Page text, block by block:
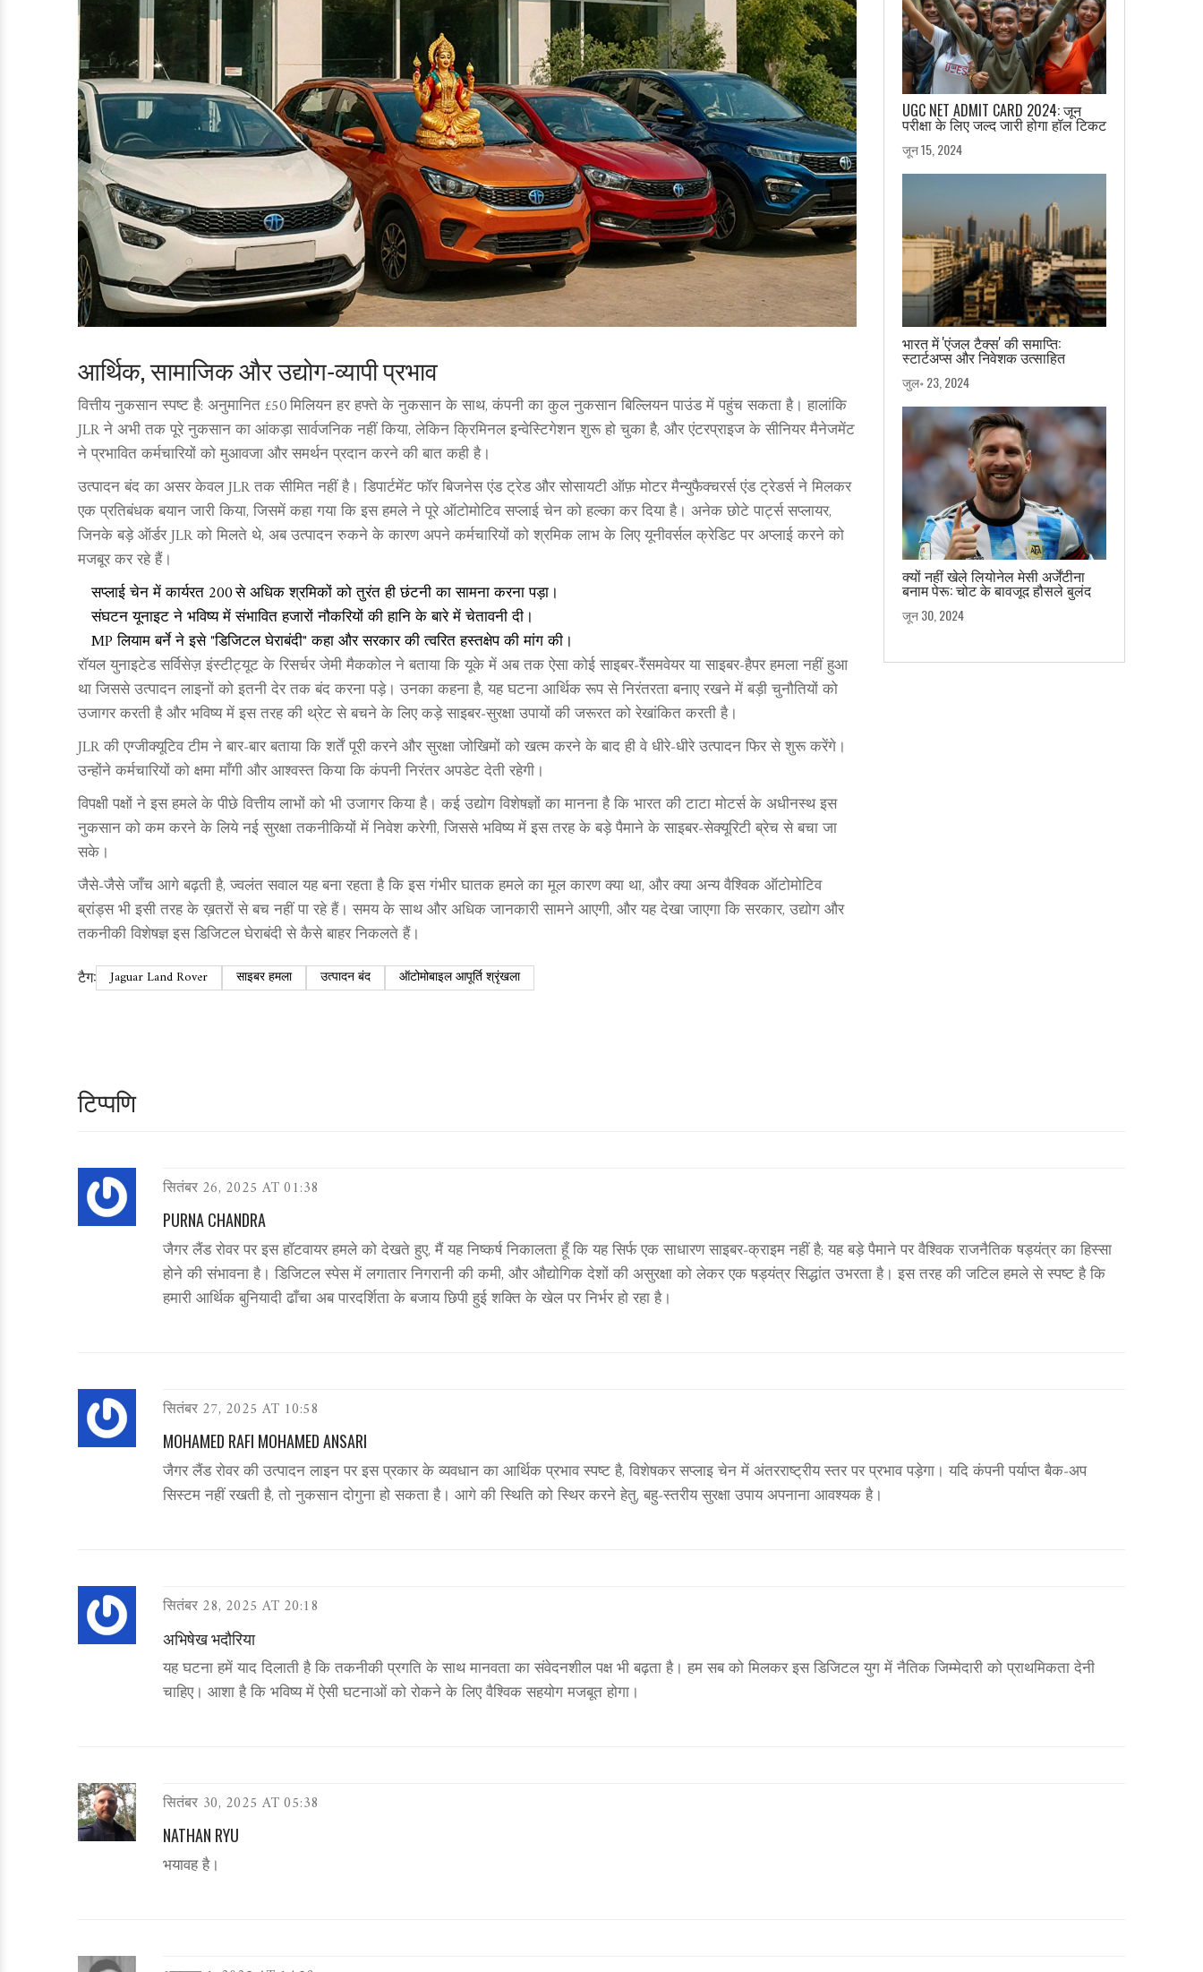
आर्थिक, सामाजिक और उद्योग‑व्यापी प्रभाव
वित्तीय नुकसान स्पष्ट है: अनुमानित £50 मिलियन हर हफ्ते के नुकसान के साथ, कंपनी का कुल नुकसान बिल्लियन पाउंड में पहुंच सकता है। हालांकि
JLR ने अभी तक पूरे नुकसान का आंकड़ा सार्वजनिक नहीं किया, लेकिन क्रिमिनल इन्वेस्टिगेशन शुरू हो चुका है, और एंटरप्राइज के सीनियर मैनेजमेंट
ने प्रभावित कर्मचारियों को मुआवजा और समर्थन प्रदान करने की बात कही है।
उत्पादन बंद का असर केवल JLR तक सीमित नहीं है। डिपार्टमेंट फॉर बिजनेस एंड ट्रेड और सोसायटी ऑफ़ मोटर मैन्युफैक्चरर्स एंड ट्रेडर्स ने मिलकर
एक प्रतिबंधक बयान जारी किया, जिसमें कहा गया कि इस हमले ने पूरे ऑटोमोटिव सप्लाई चेन को हल्का कर दिया है। अनेक छोटे पार्ट्स सप्लायर,
जिनके बड़े ऑर्डर JLR को मिलते थे, अब उत्पादन रुकने के कारण अपने कर्मचारियों को श्रमिक लाभ के लिए यूनीवर्सल क्रेडिट पर अप्लाई करने को
मजबूर कर रहे हैं।
सप्लाई चेन में कार्यरत 200 से अधिक श्रमिकों को तुरंत ही छंटनी का सामना करना पड़ा।
संघटन यूनाइट ने भविष्य में संभावित हजारों नौकरियों की हानि के बारे में चेतावनी दी।
MP लियाम बर्ने ने इसे "डिजिटल घेराबंदी" कहा और सरकार की त्वरित हस्तक्षेप की मांग की।
रॉयल युनाइटेड सर्विसेज़ इंस्टीट्यूट के रिसर्चर जेमी मैककोल ने बताया कि यूके में अब तक ऐसा कोई साइबर‑रैंसमवेयर या साइबर‑हैपर हमला नहीं हुआ
था जिससे उत्पादन लाइनों को इतनी देर तक बंद करना पड़े। उनका कहना है, यह घटना आर्थिक रूप से निरंतरता बनाए रखने में बड़ी चुनौतियों को
उजागर करती है और भविष्य में इस तरह की थ्रेट से बचने के लिए कड़े साइबर‑सुरक्षा उपायों की जरूरत को रेखांकित करती है।
JLR की एग्जीक्यूटिव टीम ने बार‑बार बताया कि शर्तें पूरी करने और सुरक्षा जोखिमों को खत्म करने के बाद ही वे धीरे‑धीरे उत्पादन फिर से शुरू करेंगे।
उन्होंने कर्मचारियों को क्षमा माँगी और आश्वस्त किया कि कंपनी निरंतर अपडेट देती रहेगी।
विपक्षी पक्षों ने इस हमले के पीछे वित्तीय लाभों को भी उजागर किया है। कई उद्योग विशेषज्ञों का मानना है कि भारत की टाटा मोटर्स के अधीनस्थ इस
नुकसान को कम करने के लिये नई सुरक्षा तकनीकियों में निवेश करेगी, जिससे भविष्य में इस तरह के बड़े पैमाने के साइबर‑सेक्यूरिटी ब्रेच से बचा जा
सके।
जैसे-जैसे जाँच आगे बढ़ती है, ज्वलंत सवाल यह बना रहता है कि इस गंभीर घातक हमले का मूल कारण क्या था, और क्या अन्य वैश्विक ऑटोमोटिव
ब्रांड्स भी इसी तरह के ख़तरों से बच नहीं पा रहे हैं। समय के साथ और अधिक जानकारी सामने आएगी, और यह देखा जाएगा कि सरकार, उद्योग और
तकनीकी विशेषज्ञ इस डिजिटल घेराबंदी से कैसे बाहर निकलते हैं।
टैग: Jaguar Land Rover साइबर हमला उत्पादन बंद ऑटोमोबाइल आपूर्ति श्रृंखला
UGC NET ADMIT CARD 2024: जून
परीक्षा के लिए जल्द जारी होगा हॉल टिकट
जून 15, 2024
भारत में 'एंजल टैक्स' की समाप्ति:
स्टार्टअप्स और निवेशक उत्साहित
जुल॰ 23, 2024
क्यों नहीं खेले लियोनेल मेसी अर्जेंटीना
बनाम पेरू: चोट के बावजूद हौसले बुलंद
जून 30, 2024
टिप्पणि
सितंबर 26, 2025 AT 01:38
PURNA CHANDRA
जैगर लैंड रोवर पर इस हॉटवायर हमले को देखते हुए, मैं यह निष्कर्ष निकालता हूँ कि यह सिर्फ एक साधारण साइबर‑क्राइम नहीं है; यह बड़े पैमाने पर वैश्विक राजनैतिक षड्यंत्र का हिस्सा
होने की संभावना है। डिजिटल स्पेस में लगातार निगरानी की कमी, और औद्योगिक देशों की असुरक्षा को लेकर एक षड्यंत्र सिद्धांत उभरता है। इस तरह की जटिल हमले से स्पष्ट है कि
हमारी आर्थिक बुनियादी ढाँचा अब पारदर्शिता के बजाय छिपी हुई शक्ति के खेल पर निर्भर हो रहा है।
सितंबर 27, 2025 AT 10:58
MOHAMED RAFI MOHAMED ANSARI
जैगर लैंड रोवर की उत्पादन लाइन पर इस प्रकार के व्यवधान का आर्थिक प्रभाव स्पष्ट है, विशेषकर सप्लाइ चेन में अंतरराष्ट्रीय स्तर पर प्रभाव पड़ेगा। यदि कंपनी पर्याप्त बैक‑अप
सिस्टम नहीं रखती है, तो नुकसान दोगुना हो सकता है। आगे की स्थिति को स्थिर करने हेतु, बहु‑स्तरीय सुरक्षा उपाय अपनाना आवश्यक है।
सितंबर 28, 2025 AT 20:18
अभिषेख भदौरिया
यह घटना हमें याद दिलाती है कि तकनीकी प्रगति के साथ मानवता का संवेदनशील पक्ष भी बढ़ता है। हम सब को मिलकर इस डिजिटल युग में नैतिक जिम्मेदारी को प्राथमिकता देनी
चाहिए। आशा है कि भविष्य में ऐसी घटनाओं को रोकने के लिए वैश्विक सहयोग मजबूत होगा।
सितंबर 30, 2025 AT 05:38
NATHAN RYU
भयावह है।